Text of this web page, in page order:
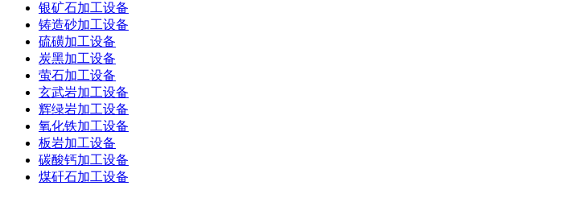
银矿石加工设备
铸造砂加工设备
硫磺加工设备
炭黑加工设备
萤石加工设备
玄武岩加工设备
辉绿岩加工设备
氧化铁加工设备
板岩加工设备
碳酸钙加工设备
煤矸石加工设备